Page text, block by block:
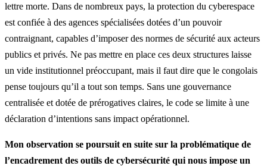
lettre morte. Dans de nombreux pays, la protection du cyberespace
est confiée à des agences spécialisées dotées d’un pouvoir
contraignant, capables d’imposer des normes de sécurité aux acteurs
publics et privés. Ne pas mettre en place ces deux structures laisse
un vide institutionnel préoccupant, mais il faut dire que le congolais
pense toujours qu’il a tout son temps. Sans une gouvernance
centralisée et dotée de prérogatives claires, le code se limite à une
déclaration d’intentions sans impact opérationnel.
Mon observation se poursuit en suite sur la problématique de
l’encadrement des outils de cybersécurité qui nous impose un